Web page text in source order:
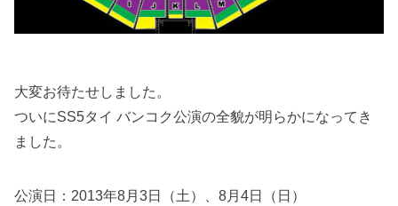
大変お待たせしました。
ついにSS5タイ バンコク公演の全貌が明らかになってき
ました。
公演日：2013年8月3日（土）、8月4日（日）